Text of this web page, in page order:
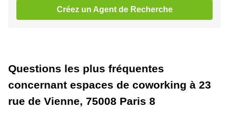
Créez un Agent de Recherche
Questions les plus fréquentes
concernant espaces de coworking à 23
rue de Vienne, 75008 Paris 8